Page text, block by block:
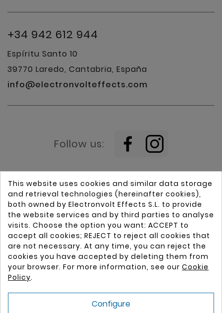
Home
Brands
Electronvolt
Contact
Guitars
Pickups
Instrument displays
Guitar and bass parts
Conditions of Purchase
Legal Notice
Privacy Policy
+34 942 612 944
Espíritu Santo 10
39770 Laredo, Cantabria, España
info@electronvolteffects.com
Follow us:
This website uses cookies and similar data storage
and retrieval technologies (hereinafter cookies),
both owned by Electronvolt Effects S.L. to provide
the website services and by third parties to analyse
visits. Choose the option you want: ACCEPT to
accept all cookies; REJECT to reject all cookies that
are not necessary. At any time, you can reject the
cookies you have accepted by deleting them from
your browser. For more information, see our Cookie
Policy.
Configure